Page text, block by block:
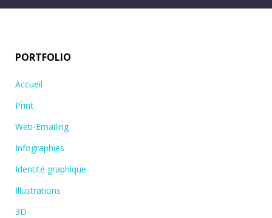
PORTFOLIO
Accueil
Print
Web-Emailing
Infographies
Identité graphique
Illustrations
3D